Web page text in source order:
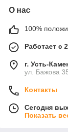
О нас
100%
Работает с
г. Усть-
ул. Бажова
Контакты
Сегодня
Показать